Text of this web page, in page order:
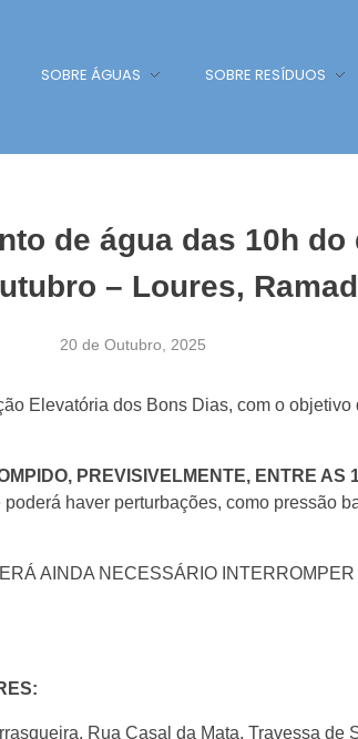
SOBRE ÁGUAS SOBRE RESÍDUOS
de água das 10h
– Loures,
20 de Outubro, 2025
Elevatória dos Bons Dias, com o
PREVISIVELMENTE, ENTRE AS
haver perturbações, como pressão
AINDA NECESSÁRIO
Rua Casal da Mata, Travessa de